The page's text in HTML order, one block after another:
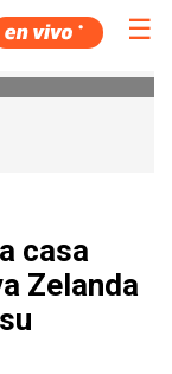
☰
casa
Zelanda